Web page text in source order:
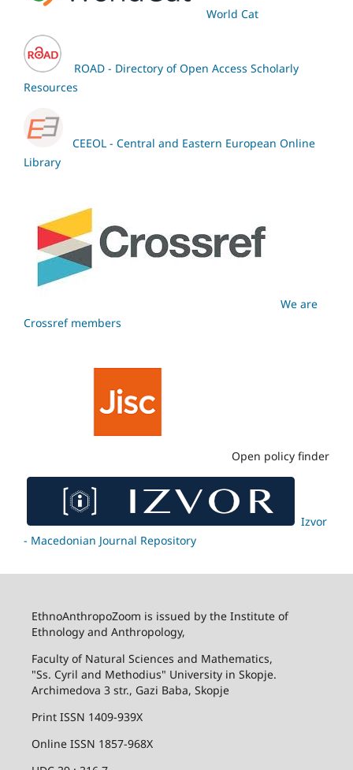
World Cat
ROAD - Directory of Open Access Scholarly
Resources
CEEOL - Central and Eastern European Online
Library
We are
Crossref members
Open policy finder
Izvor
- Macedonian Journal Repository
EthnoAnthropoZoom is issued by the Institute of
Ethnology and Anthropology,
Faculty of Natural Sciences and Mathematics,
"Ss. Cyril and Methodius" University in Skopje.
Archimedova 3 str., Gazi Baba, Skopje
Print ISSN 1409-939X
Online ISSN 1857-968X